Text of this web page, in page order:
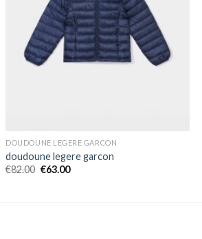
DOUDOUNE LEGERE GARCON
doudoune legere garcon
€82.00 €63.00